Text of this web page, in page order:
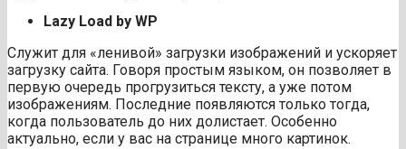
Lazy Load by WP
Служит для «ленивой» загрузки изображений и ускоряет
загрузку сайта. Говоря простым языком, он позволяет в
первую очередь прогрузиться тексту, а уже потом
изображениям. Последние появляются только тогда,
когда пользователь до них долистает. Особенно
актуально, если у вас на странице много картинок.